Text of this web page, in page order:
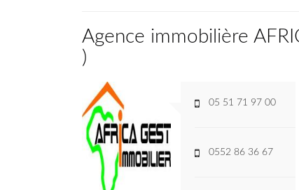
Agence immobilière
)
05 51 71 97 00
0552 86 36 67